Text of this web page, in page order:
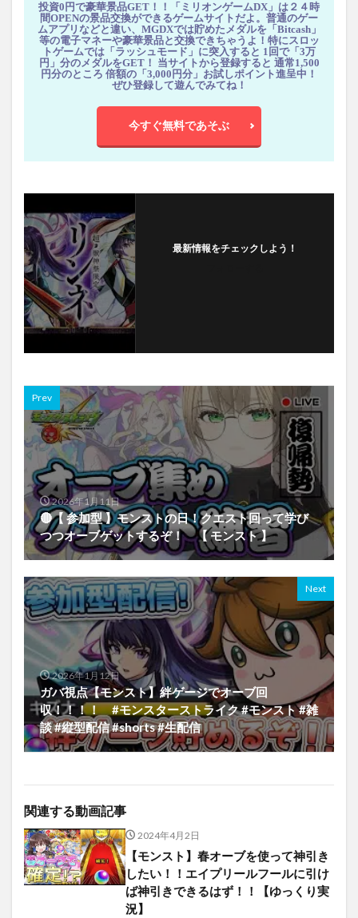
投資0円で豪華景品GET！！「ミリオンゲームDX」は２４時
間OPENの景品交換ができるゲームサイトだよ。普通のゲー
ムアプリなどと違い、MGDXでは貯めたメダルを「Bitcash」
等の電子マネーや豪華景品と交換できちゃうよ！特にスロッ
トゲームでは「ラッシュモード」に突入すると 1回で「3万
円」分のメダルをGET！ 当サイトから登録すると 通常1,500
円分のところ 倍額の「3,000円分」お試しポイント進呈中！
ぜひ登録して遊んでみてね！
今すぐ無料であそぶ
最新情報をチェックしよう！
Prev
2026年1月11日
🔴【 参加型 】モンストの日！クエスト回って学び
つつオーブゲットするぞ！ 【 モンスト 】
Next
2026年1月12日
ガバ視点【モンスト】絆ゲージでオーブ回
収！！！！ #モンスターストライク #モンスト #雑
談 #縦型配信 #shorts #生配信
関連する動画記事
2024年4月2日
【モンスト】春オーブを使って神引き
したい！！エイプリールフールに引け
ば神引きできるはず！！【ゆっくり実
況】